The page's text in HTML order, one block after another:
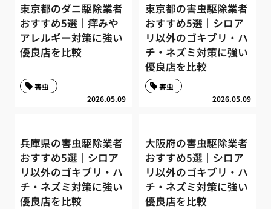
東京都のダニ駆除業者
おすすめ5選｜痒みや
アレルギー対策に強い
優良店を比較
2026.05.09
害虫
東京都の害虫駆除業者
おすすめ5選｜シロア
リ以外のゴキブリ・ハ
チ・ネズミ対策に強い
優良店を比較
2026.05.09
害虫
兵庫県の害虫駆除業者
おすすめ5選｜シロア
リ以外のゴキブリ・ハ
チ・ネズミ対策に強い
優良店を比較
大阪府の害虫駆除業者
おすすめ5選｜シロア
リ以外のゴキブリ・ハ
チ・ネズミ対策に強い
優良店を比較